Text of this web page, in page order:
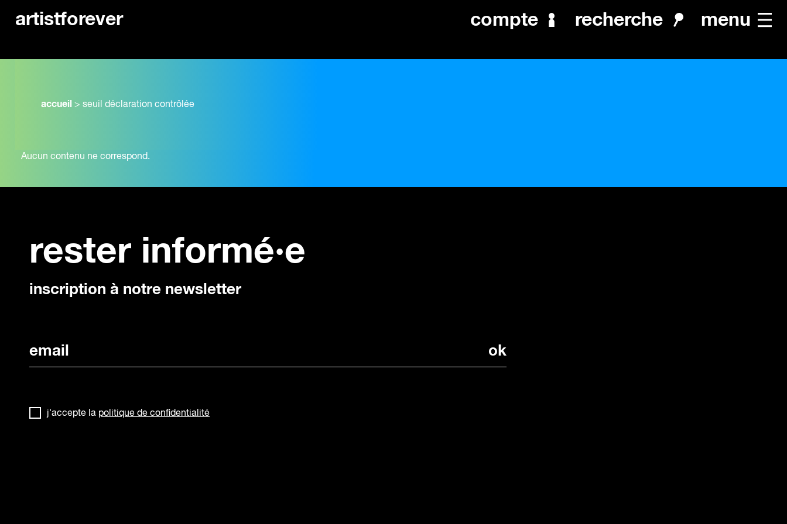
artistforever compte recherche menu
accueil > seuil déclaration contrôlée
Aucun contenu ne correspond.
rester informé·e
inscription à notre newsletter
j'accepte la politique de confidentialité